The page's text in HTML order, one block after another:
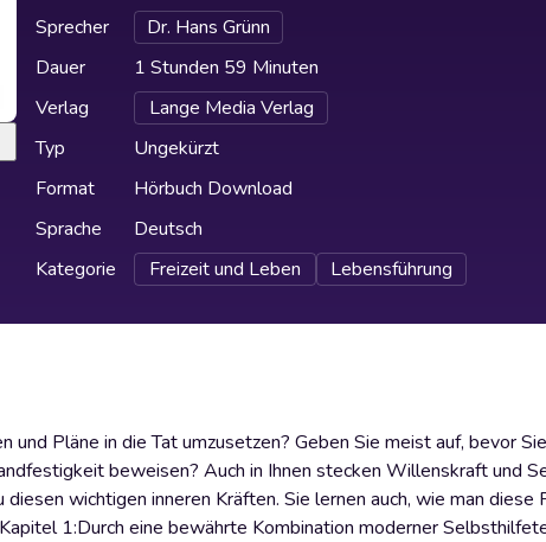
Sprecher
Dr. Hans Grünn
Dauer
1 Stunden 59 Minuten
Verlag
Lange Media Verlag
Typ
Ungekürzt
Format
Hörbuch Download
Sprache
Deutsch
Kategorie
Freizeit und Leben Lebensführung
und Pläne in die Tat umzusetzen? Geben Sie meist auf, bevor
beweisen? Auch in Ihnen stecken Willenskraft und
wichtigen inneren Kräften. Sie lernen auch, wie man
1:Durch eine bewährte Kombination moderner